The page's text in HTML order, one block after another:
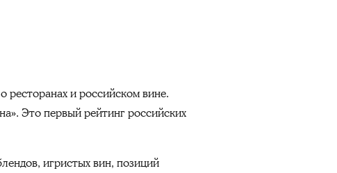
и российском вине.
Это первый рейтинг российских
игристых вин, позиций